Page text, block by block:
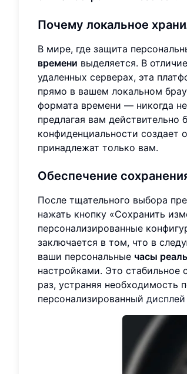
Почему локальное
В мире, где защита
времени выделяется. В
удаленных серверах, эта
прямо в вашем локальном
формата времени — никогда
предлагая вам
конфиденциальности создает
принадлежат только вам.
Обеспечение
После тщательного выбора
нажать кнопку «Сохранить
персонализированные
заключается в том, что в
ваши персональные часы
настройками. Это стабильное
раз, устраняя необходимость
персонализированный